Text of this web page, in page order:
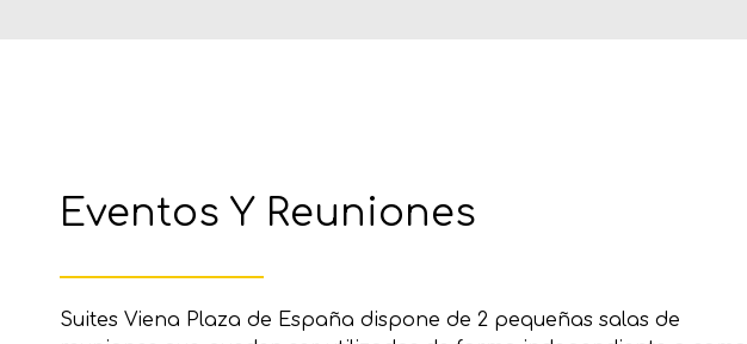
Eventos Y Reuniones
Suites Viena Plaza de España dispone de 2 pequeñas salas de